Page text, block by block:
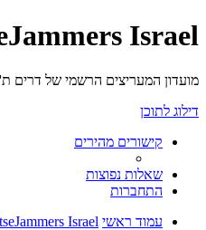
Israel
מועדון המעריצים הרשמי של דרים
דילוג לתוכן
קישורים מהירים
שאלות נפוצות
התחברות
עמוד ראשי Israel